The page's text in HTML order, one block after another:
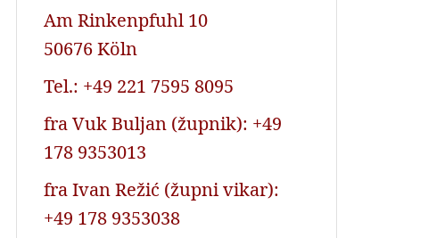
Am Rinkenpfuhl 10
50676 Köln
Tel.: +49 221 7595 8095
fra Vuk Buljan (župnik): +49
178 9353013
fra Ivan Režić (župni vikar):
+49 178 9353038